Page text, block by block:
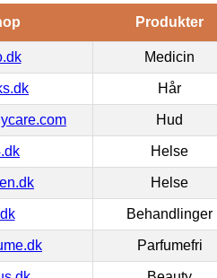
Produkter
Medicin
Hår
Hud
Helse
Helse
Behandlinger
Parfumefri